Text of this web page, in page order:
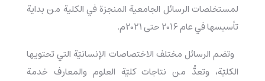
لمستخلصات الرسائل الجامعية المنجزة في الکلية من بداية
تأسيسها في عام 2016 حتی 2021م.
وتضم الرسائل مختلف الاختصاصات الإنسانيّة التي تحتويها
الکليّة، وتعدُّ من نتاجات کليّة العلوم والمعارف خدمة